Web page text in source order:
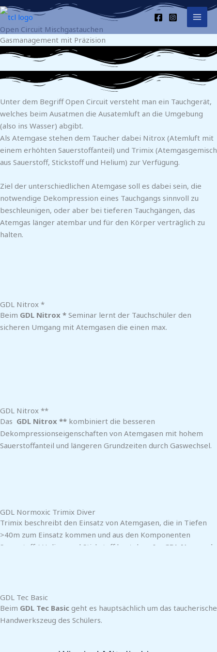
Zum
Inhalt
springen
Open Circuit Mischgastauchen
Gasmanagement mit Präzision
Unter dem Begriff Open Circuit versteht man ein Tauchgerät,
welches beim Ausatmen die Ausatemluft an die Umgebung
(also ins Wasser) abgibt.
Als Atemgase stehen dem Taucher dabei Nitrox (Atemluft mit
einem erhöhten Sauerstoffanteil) und Trimix (Atemgasgemisch
aus Sauerstoff, Stickstoff und Helium) zur Verfügung.
Ziel der unterschiedlichen Atemgase soll es dabei sein, die
notwendige Dekompression eines Tauchgangs sinnvoll zu
beschleunigen, oder aber bei tieferen Tauchgängen, das
Atemgas länger atembar und für den Körper verträglich zu
halten.
GDL Nitrox *
Beim GDL Nitrox * Seminar lernt der Tauchschüler den
sicheren Umgang mit Atemgasen die einen max.
GDL Nitrox **
Das GDL Nitrox ** kombiniert die besseren
Dekompressionseigenschaften von Atemgasen mit hohem
Sauerstoffanteil und längeren Grundzeiten durch Gaswechsel.
GDL Normoxic Trimix Diver
Trimix beschreibt den Einsatz von Atemgasen, die in Tiefen
>40m zum Einsatz kommen und aus den Komponenten
Sauerstoff / Helium und Stickstoff bestehen. Im
GDL Normoxic
GDL Tec Basic
Beim GDL Tec Basic geht es hauptsächlich um das taucherische
Handwerkszeug des Schülers.